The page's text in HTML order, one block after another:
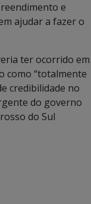
e
ajudar a fazer o
ter ocorrido em
como “totalmente
credibilidade no
do governo
do Sul